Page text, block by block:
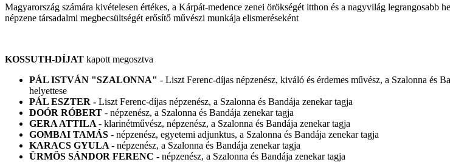
Magyarország számára kivételesen értékes, a Kárpát-medence zenei örökségét itthon és a nagyvilág
népzene társadalmi megbecsültségét erősítő művészi munkája elismeréseként
KOSSUTH-DÍJAT kapott megosztva
PÁL ISTVÁN "SZALONNA" - Liszt Ferenc-díjas népzenész, kiváló és érdemes művész, a Szalonna és
helyettese
PÁL ESZTER - Liszt Ferenc-díjas népzenész, a Szalonna és Bandája zenekar tagja
DOÓR RÓBERT - népzenész, a Szalonna és Bandája zenekar tagja
GERA ATTILA - klarinétművész, népzenész, a Szalonna és Bandája zenekar tagja
GOMBAI TAMÁS - népzenész, egyetemi adjunktus, a Szalonna és Bandája zenekar tagja
KARACS GYULA - népzenész, a Szalonna és Bandája zenekar tagja
ÜRMÖS SÁNDOR FERENC - népzenész, a Szalonna és Bandája zenekar tagja